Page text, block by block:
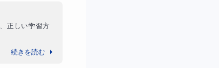
正しい学習方
大きな自信・
続きを読む